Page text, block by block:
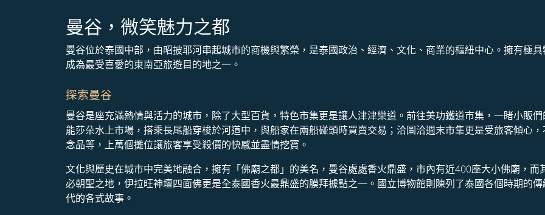
曼谷，微笑魅力之都
曼谷位於泰國中部，由昭披耶河串起城市的商機與繁榮，是泰國政治、經濟、文化、商業的樞紐中心。擁有極
成為最受喜愛的東南亞旅遊目的地之一。
探索曼谷
曼谷是座充滿熱情與活力的城市，除了大型百貨，特色市集更是讓人津津樂道。前往美功鐵道市集，一睹小販
能莎朵水上市場，搭乘長尾船穿梭於河道中，與船家在兩船碰頭時買賣交易；洽圖洽週末市集更是受旅客傾心
念品等，上萬個攤位讓旅客享受殺價的快感並盡情挖寶。
文化與歷史在城市中完美地融合，擁有「佛廟之都」的美名，曼谷處處香火鼎盛，市內有近400座大小佛廟，
必朝聖之地，伊拉旺神壇四面佛更是全泰國香火最鼎盛的膜拜據點之一。國立博物館則陳列了泰國各個時期的
代的各式故事。